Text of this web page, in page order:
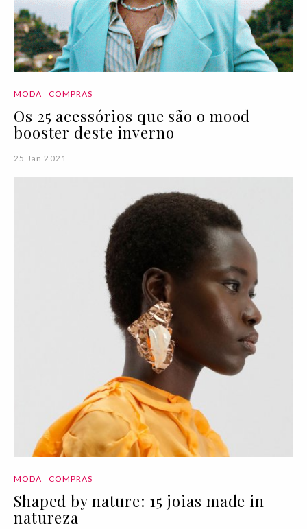
MODA COMPRAS
Os 25 acessórios que são o mood
booster deste inverno
25 Jan 2021
MODA COMPRAS
Shaped by nature: 15 joias made in
natureza